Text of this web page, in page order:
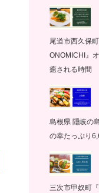
尾道市西久保
ONOMICHI』
癒される時間
島根県 隠岐の
の幸たっぷり
三次市甲奴町